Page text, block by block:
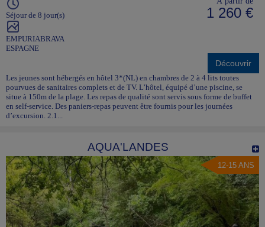
Séjour de 8 jour(s)
EMPURIABRAVA
ESPAGNE
1 260 €
Découvrir
Les jeunes sont hébergés en hôtel 3*(NL) en chambres de 2 à 4 lits toutes
pourvues de sanitaires complets et de TV. L’hôtel, équipé d’une piscine, se
situe à 150m de la plage. Les repas de qualité sont servis sous forme de buffet
en self-service. Des paniers-repas peuvent être fournis pour les journées
d’excursion. 2.1...
AQUA'LANDES
12-15 ANS